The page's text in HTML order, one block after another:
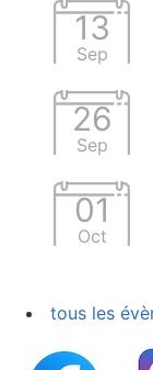
13
Sep
26
Sep
01
Oct
tous les